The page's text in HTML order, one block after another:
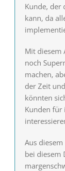
Kunde, der
kann, da
Mit diesem
noch
machen,
der Zeit
könnten
Kunden für
Aus
bei diesem